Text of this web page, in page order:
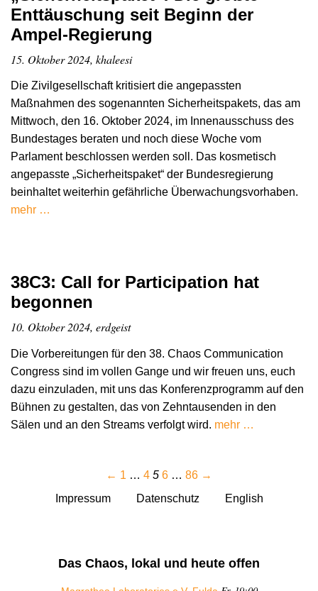
Enttäuschung seit Beginn der
Ampel-Regierung
15. Oktober 2024, khaleesi
Die Zivilgesellschaft kritisiert die angepassten
Maßnahmen des sogenannten Sicherheitspakets, das am
Mittwoch, den 16. Oktober 2024, im Innenausschuss des
Bundestages beraten und noch diese Woche vom
Parlament beschlossen werden soll. Das kosmetisch
angepasste „Sicherheitspaket“ der Bundesregierung
beinhaltet weiterhin gefährliche Überwachungsvorhaben.
mehr …
38C3: Call for Participation hat
begonnen
10. Oktober 2024, erdgeist
Die Vorbereitungen für den 38. Chaos Communication
Congress sind im vollen Gange und wir freuen uns, euch
dazu einzuladen, mit uns das Konferenzprogramm auf den
Bühnen zu gestalten, das von Zehntausenden in den
Sälen und an den Streams verfolgt wird. mehr …
← 1 … 4 5 6 … 86 →
Impressum
Datenschutz English
Das Chaos, lokal und heute offen